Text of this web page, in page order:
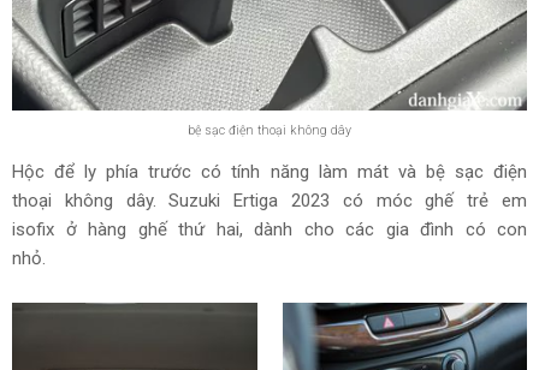
bệ sạc điện thoại không dây
Hộc để ly phía trước có tính năng làm mát và bệ sạc điện
thoại không dây. Suzuki Ertiga 2023 có móc ghế trẻ em
isofix ở hàng ghế thứ hai, dành cho các gia đình có con
nhỏ.